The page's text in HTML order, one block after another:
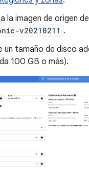
la imagen de origen de
v20210211 .
un tamaño de disco
100 GB o más).